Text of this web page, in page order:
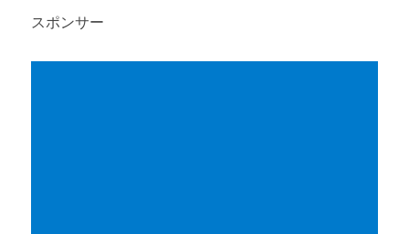
ナ
ビ
スポンサー